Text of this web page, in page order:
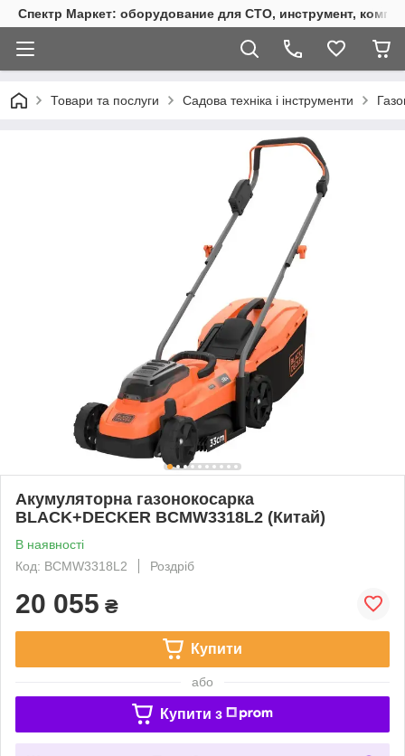
Спектр Маркет: оборудование для СТО, инструмент,
Товари та послуги Садова техніка і інструменти
Акумуляторна газонокосарка
BLACK+DECKER BCMW3318L2 (Китай)
В наявності
Код: BCMW3318L2
Роздріб
20 055 ₴
Купити
або
Купити з